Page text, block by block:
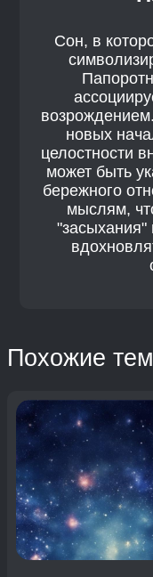
Сон, в
новых
целостности
может быть
бережного
мыслям,
"засыхания"
Похожие